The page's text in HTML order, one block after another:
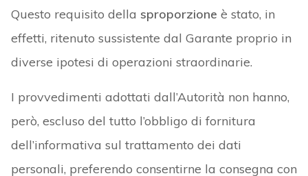
Questo requisito della sproporzione è stato, in
effetti, ritenuto sussistente dal Garante proprio in
diverse ipotesi di operazioni straordinarie.
I provvedimenti adottati dall’Autorità non hanno,
però, escluso del tutto l’obbligo di fornitura
dell’informativa sul trattamento dei dati
personali, preferendo consentirne la consegna con